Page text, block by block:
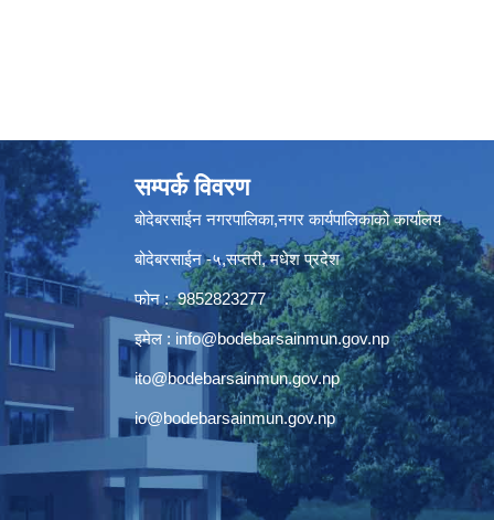
सम्पर्क विवरण
बोदेबरसाईन नगरपालिका,नगर कार्यपालिकाको कार्यालय
बोदेबरसाईन -५,सप्तरी, मधेश प्रदेश
फोन : 9852823277
इमेल : info@bodebarsainmun.gov.np
ito@bodebarsainmun.gov.np
io@bodebarsainmun.gov.np